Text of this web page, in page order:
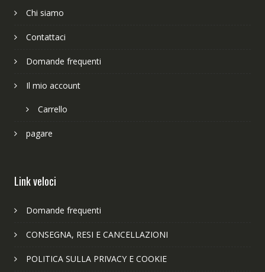
Chi siamo
Contattaci
Domande frequenti
Il mio account
Carrello
pagare
Link veloci
Domande frequenti
CONSEGNA, RESI E CANCELLAZIONI
POLITICA SULLA PRIVACY E COOKIE